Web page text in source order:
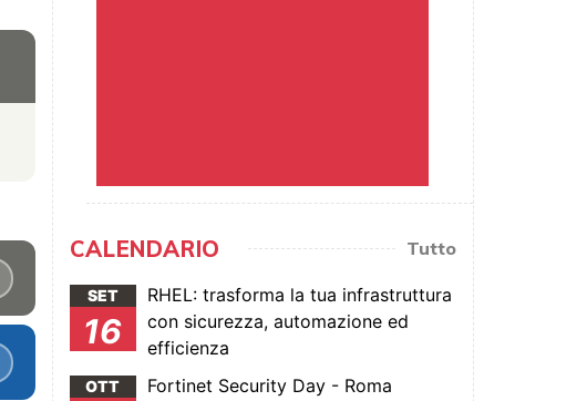
CALENDARIO Tutto
SET
16
RHEL: trasforma la tua infrastruttura
con sicurezza, automazione ed
efficienza
OTT Fortinet Security Day - Roma